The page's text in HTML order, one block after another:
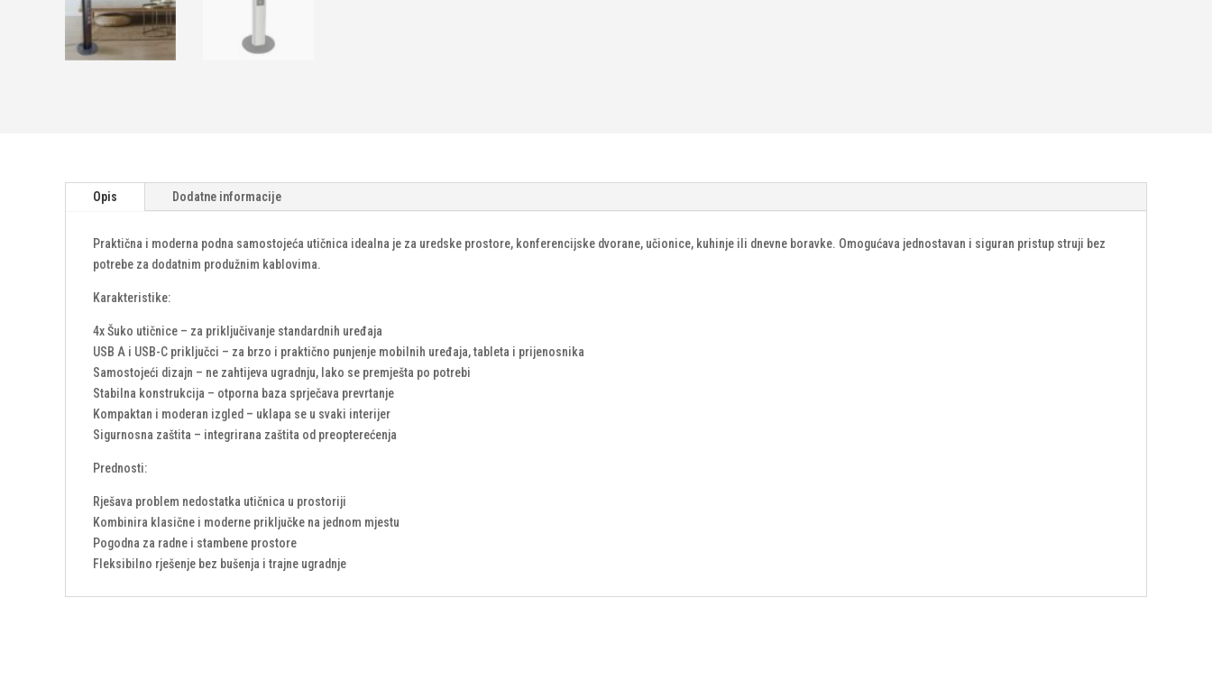
Opis Dodatne informacije
Praktična i moderna podna samostojeća utičnica idealna je za uredske prostore, konferencijske dvorane, učionice, kuhinje ili dnevne boravke. Omogućava jednostavan i siguran pristup struji bez
potrebe za dodatnim produžnim kablovima.
Karakteristike:
4x Šuko utičnice – za priključivanje standardnih uređaja
USB A i USB-C priključci – za brzo i praktično punjenje mobilnih uređaja, tableta i prijenosnika
Samostojeći dizajn – ne zahtijeva ugradnju, lako se premješta po potrebi
Stabilna konstrukcija – otporna baza sprječava prevrtanje
Kompaktan i moderan izgled – uklapa se u svaki interijer
Sigurnosna zaštita – integrirana zaštita od preopterećenja
Prednosti:
Rješava problem nedostatka utičnica u prostoriji
Kombinira klasične i moderne priključke na jednom mjestu
Pogodna za radne i stambene prostore
Fleksibilno rješenje bez bušenja i trajne ugradnje